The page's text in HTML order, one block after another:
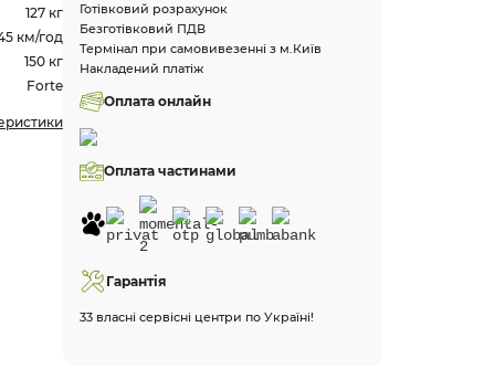
127 кг
км/год
150 кг
Forte
Готівковий розрахунок
Безготівковий ПДВ
Термінал при самовивезенні з м.Київ
Накладений платіж
Оплата онлайн
Оплата частинами
Гарантія
33 власні сервісні центри по Україні!